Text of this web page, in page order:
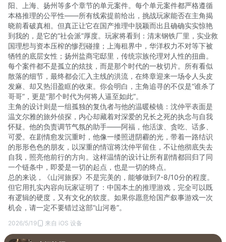
阳、上海、扬州等多个章节的单元案件。每个单元案件都严格遵循
本格推理的公平性——所有线索提前给出，挑战玩家能否在主角揭
晓前看破真相。但真正让它在国产推理中脱颖而出且确确实实惊艳
到我的，是它的“社会派”厚度。玩家将看到：清末钢铁厂里，实业救
国理想与资本压榨的惨烈碰撞；上海租界中，华洋权力不对等下被
牺牲的底层女性；扬州盐商宅邸里，传统宗族伦理对人性的扭曲。
每个案件都不是孤立的炫技，而是那个时代的一枚切片。所有看似
散落的细节，最终都会汇入主线的洪流，在终章迎来一场令人头皮
发麻、却又热泪盈眶的收束。你会明白，主角追寻的不仅是“谁杀了
哥哥”，更是“那个时代为何将人逼至如此”。
主角的设计则是一组孤独的复仇者与他的温暖棱镜：沈仲平表面是
温文尔雅的旅外侦探，内心却藏着对深爱的兄长之死的执念与自我
怀疑。他的负责调节气氛的助手——阿福，他活泼、贪吃、话多、
可爱。在剧情愈发沉重时，他像一缕照进阴霾的光，带着一路结识
的形形色色的朋友，以深重的情谊将沈仲平留住，不让他彻底失去
自我，照亮他前行的方向。这样温情的设计让所有剧情都回归了同
一个链条中，即爱是一切的起点，也是一切的终点。
总的来说，《山河旅探》不是完美的，能够做到7-8/10分的程度。
但它用扎实内容向玩家证明了：中国本土的推理游戏，完全可以既
有逻辑的硬度，又有文化的软度。如果你愿意给国产叙事游戏一次
机会，请一定不要错过这部“山河卷”。
2026/5/19 来自 iOS 设备